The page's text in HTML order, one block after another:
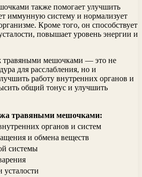
также помогает улучшить
иммунную систему и нормализует
Кроме того, он способствует
повышает уровень энергии и
травяными мешочками — это не
для расслабления, но и
работу внутренних органов и
общий тонус и улучшить
травяными мешочками:
органов и систем
и обмена веществ
системы
усталости